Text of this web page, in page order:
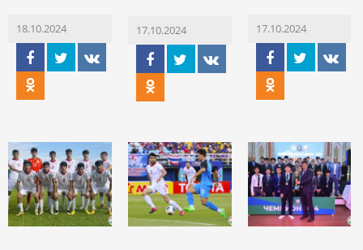
18.10.2024 17.10.2024 17.10.2024